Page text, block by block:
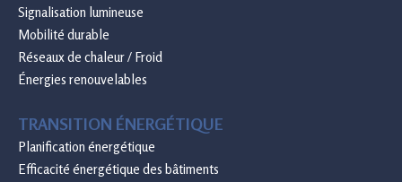
Signalisation lumineuse
Mobilité durable
Réseaux de chaleur / Froid
Énergies renouvelables
TRANSITION ÉNERGÉTIQUE
Planification énergétique
Efficacité énergétique des bâtiments